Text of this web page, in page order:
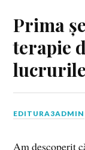
Prima
terapie
EDITURA3ADMIN
Am descoperit